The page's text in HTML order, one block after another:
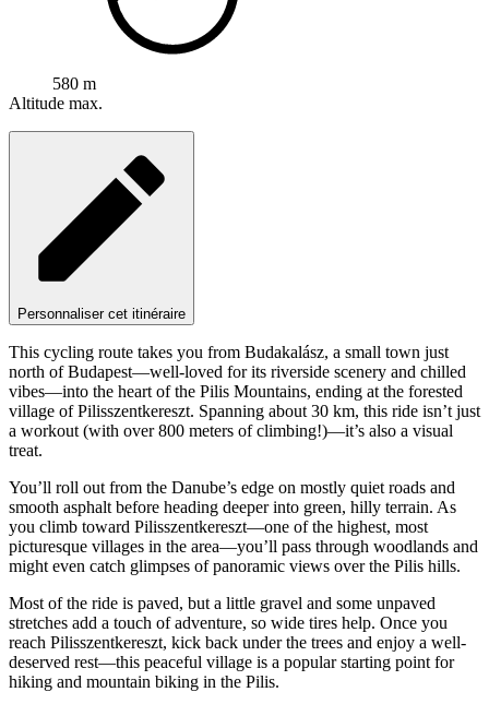
580 m
Altitude max.
Personnaliser cet itinéraire
This cycling route takes you from Budakalász, a small town just
north of Budapest—well-loved for its riverside scenery and chilled
vibes—into the heart of the Pilis Mountains, ending at the forested
village of Pilisszentkereszt. Spanning about 30 km, this ride isn’t just
a workout (with over 800 meters of climbing!)—it’s also a visual
treat.
You’ll roll out from the Danube’s edge on mostly quiet roads and
smooth asphalt before heading deeper into green, hilly terrain. As
you climb toward Pilisszentkereszt—one of the highest, most
picturesque villages in the area—you’ll pass through woodlands and
might even catch glimpses of panoramic views over the Pilis hills.
Most of the ride is paved, but a little gravel and some unpaved
stretches add a touch of adventure, so wide tires help. Once you
reach Pilisszentkereszt, kick back under the trees and enjoy a well-
deserved rest—this peaceful village is a popular starting point for
hiking and mountain biking in the Pilis.